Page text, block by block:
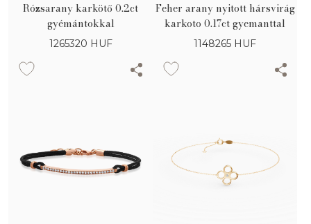
Rózsarany karkötő 0.2ct
gyémántokkal
1265320 HUF
Feher arany nyitott hársvirág
karkoto 0.17ct gyemanttal
1148265 HUF